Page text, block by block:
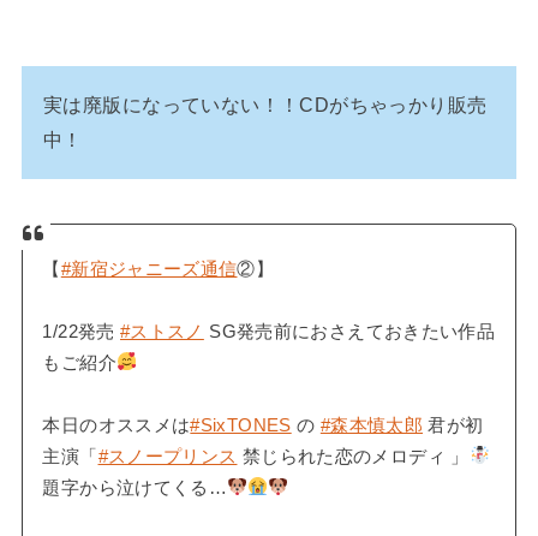
実は廃版になっていない！！CDがちゃっかり販売
中！
【 #新宿ジャニーズ通信②】
1/22発売 #ストスノ SG発売前におさえておきたい作品
もご紹介
本日のオススメは#SixTONES の #森本慎太郎 君が初
主演「 #スノープリンス 禁じられた恋のメロディ 」
題字から泣けてくる…